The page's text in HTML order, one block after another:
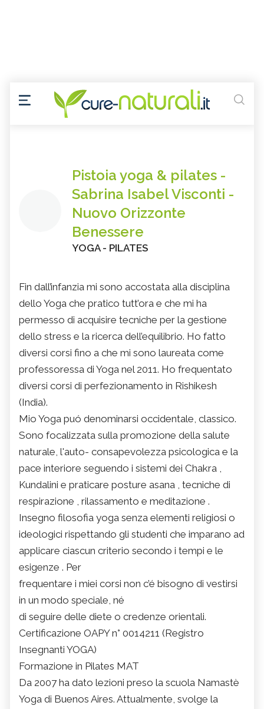
Pistoia yoga & pilates -
Sabrina Isabel Visconti -
Nuovo Orizzonte
Benessere
YOGA - PILATES
Fin dall’infanzia mi sono accostata alla disciplina
dello Yoga che pratico tutt’ora e che mi ha
permesso di acquisire tecniche per la gestione
dello stress e la ricerca dell’equilibrio. Ho fatto
diversi corsi fino a che mi sono laureata come
professoressa di Yoga nel 2011. Ho frequentato
diversi corsi di perfezionamento in Rishikesh
(India).
Mio Yoga puó denominarsi occidentale, classico.
Sono focalizzata sulla promozione della salute
naturale, l'auto- consapevolezza psicologica e la
pace interiore seguendo i sistemi dei Chakra ,
Kundalini e praticare posture asana , tecniche di
respirazione , rilassamento e meditazione .
Insegno filosofia yoga senza elementi religiosi o
ideologici rispettando gli studenti che imparano ad
applicare ciascun criterio secondo i tempi e le
esigenze . Per
frequentare i miei corsi non c’é bisogno di vestirsi
in un modo speciale, né
di seguire delle diete o credenze orientali.
Certificazione OAPY n° 0014211 (Registro
Insegnanti YOGA)
Formazione in Pilates MAT
Da 2007 ha dato lezioni preso la scuola Namastè
Yoga di Buenos Aires. Attualmente, svolge la